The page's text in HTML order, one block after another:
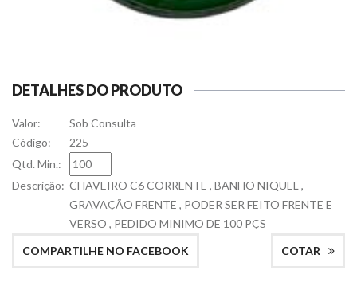
DETALHES DO PRODUTO
Valor:
Sob Consulta
Código:
225
Qtd. Min.:
Descrição: CHAVEIRO C6 CORRENTE , BANHO NIQUEL ,
GRAVAÇÃO FRENTE , PODER SER FEITO FRENTE E
VERSO , PEDIDO MINIMO DE 100 PÇS
COTAR
COMPARTILHE NO FACEBOOK